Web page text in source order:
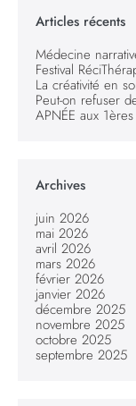
Articles récents
Médecine
Festival
La créativité en
Peut-on refuser
APNÉE aux
Archives
juin 2026
mai 2026
avril 2026
mars 2026
février 2026
janvier 2026
décembre 2025
novembre 2025
octobre 2025
septembre 2025